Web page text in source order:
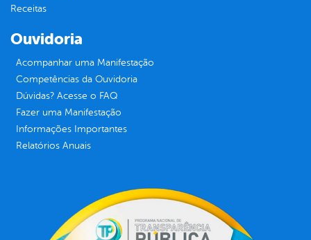
Receitas
Ouvidoria
Acompanhar uma Manifestação
Competências da Ouvidoria
Dúvidas? Acesse o FAQ
Fazer uma Manifestação
Informações Importantes
Relatórios Anuais